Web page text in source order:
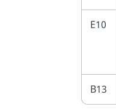
E10
B13